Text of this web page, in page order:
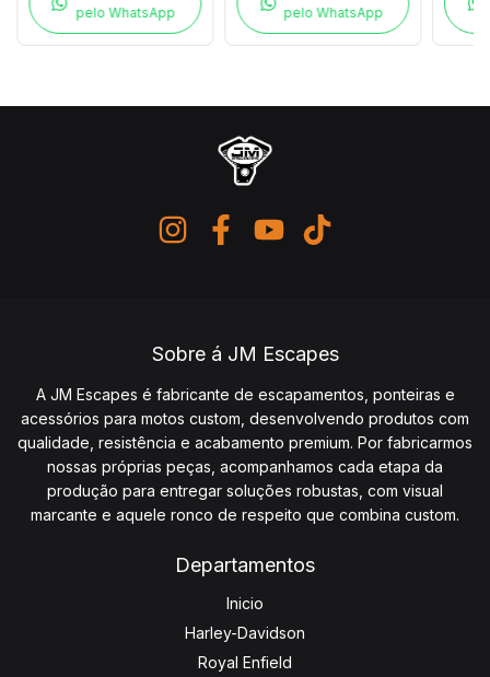
pelo WhatsApp
pelo WhatsApp
Sobre á JM Escapes
A JM Escapes é fabricante de escapamentos, ponteiras e
acessórios para motos custom, desenvolvendo produtos com
qualidade, resistência e acabamento premium. Por fabricarmos
nossas próprias peças, acompanhamos cada etapa da
produção para entregar soluções robustas, com visual
marcante e aquele ronco de respeito que combina custom.
Departamentos
Inicio
Harley-Davidson
Royal Enfield